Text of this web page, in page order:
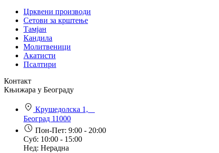
Црквени производи
Сетови за крштење
Тамјан
Кандила
Молитвеници
Акатисти
Псалтири
Контакт
Књижара у Београду
Крушедолска 1,
Београд 11000
Пон-Пет: 9:00 - 20:00
Суб: 10:00 - 15:00
Нед: Нерадна